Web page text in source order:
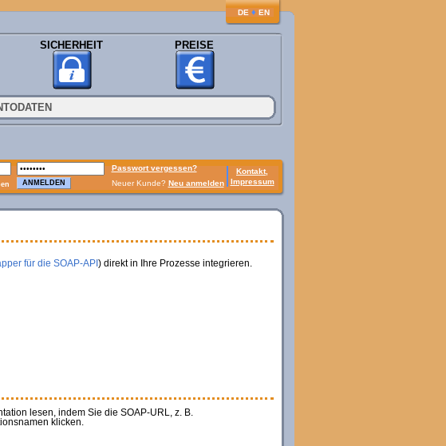
DE ♦ EN
SICHERHEIT PREISE
Passwort vergessen?
Kontakt,
Impressum
Neuer Kunde? Neu anmelden
für die SOAP-API ) direkt in Ihre Prozesse integrieren.
lesen, indem Sie die SOAP-URL, z. B.
klicken.